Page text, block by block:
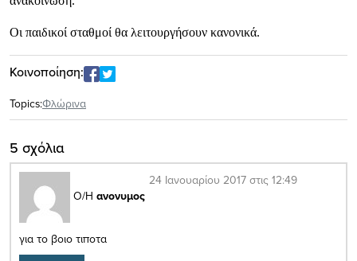
Οι παιδικοί σταθμοί θα λειτουργήσουν κανονικά.
Κοινοποίηση:
Topics:Φλώρινα
5 σχόλια
Ο/Η ανονυμος
24 Ιανουαρίου 2017 στις 12:49
για το βοιο τιποτα